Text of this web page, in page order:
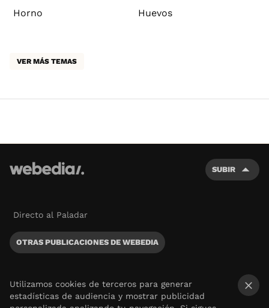
Horno Huevos
VER MÁS TEMAS
SUBIR
Directo al Paladar
OTRAS PUBLICACIONES DE WEBEDIA
Utilizamos cookies de terceros para generar
estadísticas de audiencia y mostrar publicidad